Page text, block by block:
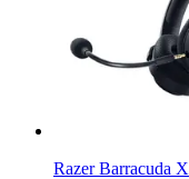
Razer Barracuda X